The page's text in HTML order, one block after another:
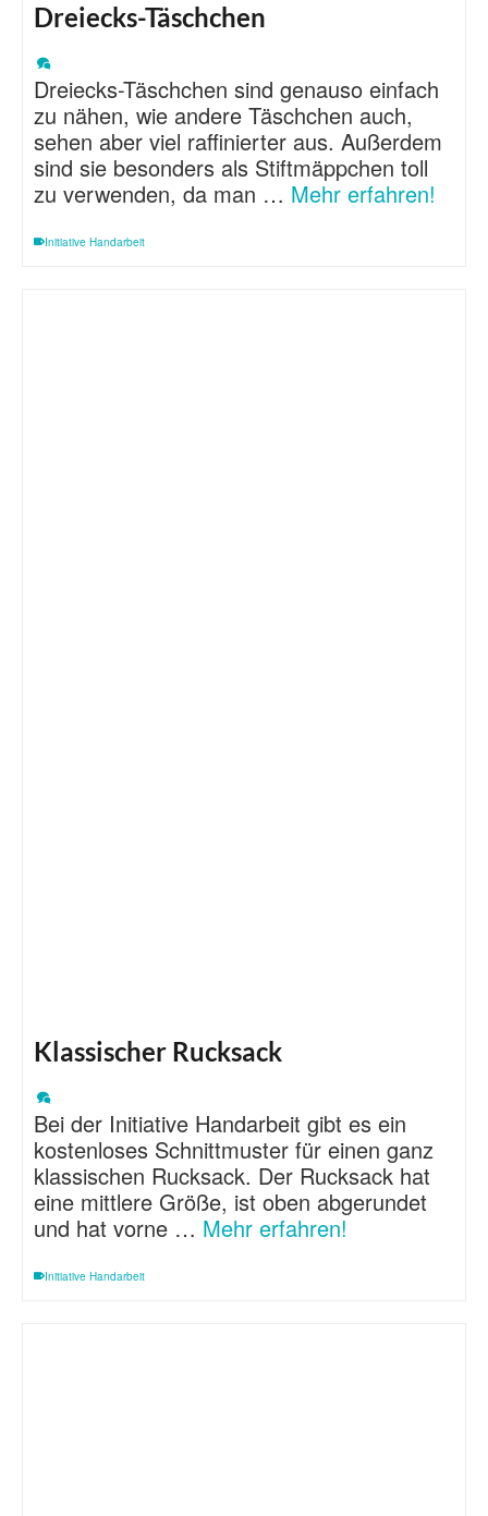
Dreiecks-Täschchen
Dreiecks-Täschchen sind genauso einfach
zu nähen, wie andere Täschchen auch,
sehen aber viel raffinierter aus. Außerdem
sind sie besonders als Stiftmäppchen toll
zu verwenden, da man … Mehr erfahren!
Initiative Handarbeit
Klassischer Rucksack
Bei der Initiative Handarbeit gibt es ein
kostenloses Schnittmuster für einen ganz
klassischen Rucksack. Der Rucksack hat
eine mittlere Größe, ist oben abgerundet
und hat vorne … Mehr erfahren!
Initiative Handarbeit